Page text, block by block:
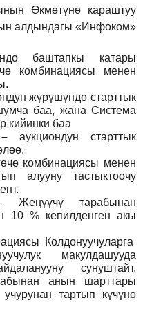
Өкмөтүнө караштуу
алдындагы «Инфоком»
баштапкы катары
комбинациясы менен
жүрүшүндө старттык
баа, жана Система
кийинки баа
–аукциондун старттык
комбинациясы менен
алууну тастыктоочу
.
тарабынан
10 % кепилденген акы
сы Колдонуучуларга
макулдашууда
сунуштайт.
анын шарттары
тартып күчүнө